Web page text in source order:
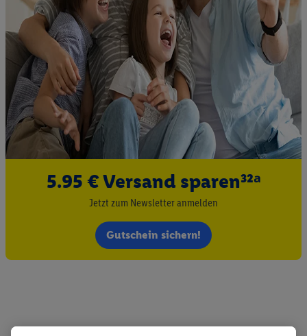
5.95 € Versand sparen³²ᵃ
Jetzt zum Newsletter anmelden
Gutschein sichern!